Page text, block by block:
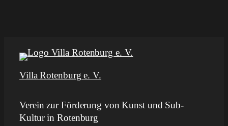
Villa Rotenburg e. V.
Verein zur Förderung von Kunst und Sub-
Kultur in Rotenburg